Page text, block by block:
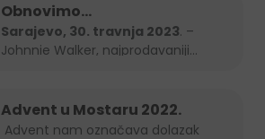
Obnovimo
bosanskohercegovačke šume
zajedno – Keep Planting
Sarajevo, 30. travnja 2023. –
Johnnie Walker, najprodavaniji
Advent u Mostaru 2022.